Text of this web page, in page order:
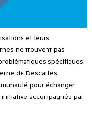
et leurs
ne trouvent pas
spécifiques.
de Descartes
pour échanger
accompagnée par